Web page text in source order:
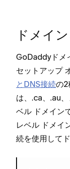
ドメイ
GoDaddyドメ
セ⁠ットア⁠ップ
とDNS接続の2
は⁠、⁠.ca⁠、⁠.au⁠
ベル ドメイン
レベル ドメイ
続を使用して